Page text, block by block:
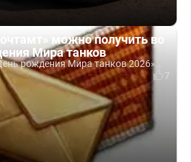
можно получить во
Мира танков
рождения Мира танков 2026»...
7